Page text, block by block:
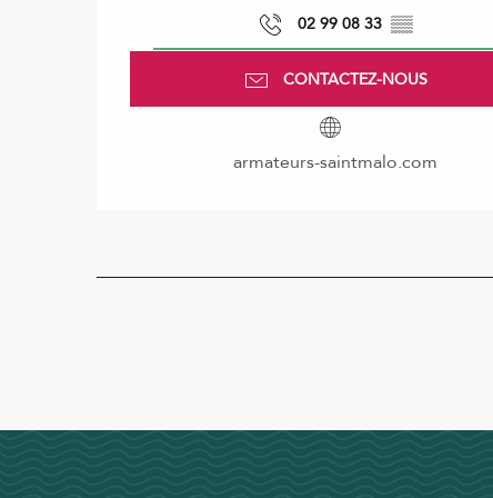
02 99 08 33 ▒▒
CONTACTEZ-NOUS
armateurs-saintmalo.com